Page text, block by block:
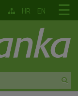
☰
HR EN